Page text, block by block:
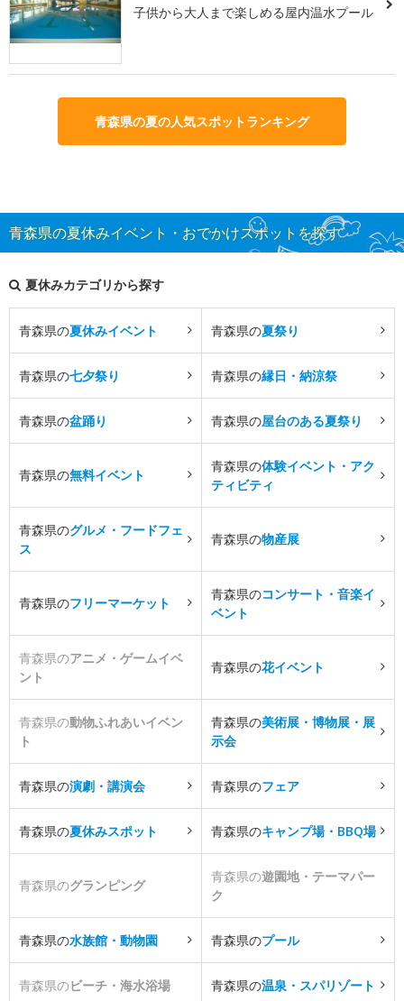
子供から大人まで楽しめる屋内温水プール
青森県の夏の人気スポットランキング
青森県の夏休みイベント・おでかけスポットを探す
夏休みカテゴリから探す
青森県の夏休みイベント 青森県の夏祭り
青森県の七夕祭り 青森県の縁日・納涼祭
青森県の盆踊り 青森県の屋台のある夏祭り
青森県の無料イベント
青森県の体験イベント・アク
ティビティ
青森県のグルメ・フードフェ
ス
青森県の物産展
青森県のフリーマーケット
青森県のコンサート・音楽イ
ベント
青森県のアニメ・ゲームイベ
ント
青森県の花イベント
青森県の動物ふれあいイベン
ト
青森県の美術展・博物展・展
示会
青森県の演劇・講演会 青森県のフェア
青森県の夏休みスポット 青森県のキャンプ場・BBQ場
青森県のグランピング
青森県の遊園地・テーマパー
ク
青森県の水族館・動物園 青森県のプール
青森県のビーチ・海水浴場 青森県の温泉・スパリゾート